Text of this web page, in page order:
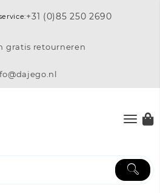
+31 (0)85 250 2690
gratis retourneren